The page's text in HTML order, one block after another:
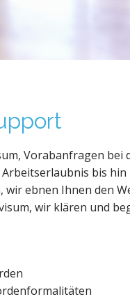
Vorabanfragen bei
bis hin
ebnen Ihnen den
wir klären und